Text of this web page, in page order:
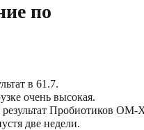
по
в 61.7.
очень высокая.
Пробиотиков
две недели.